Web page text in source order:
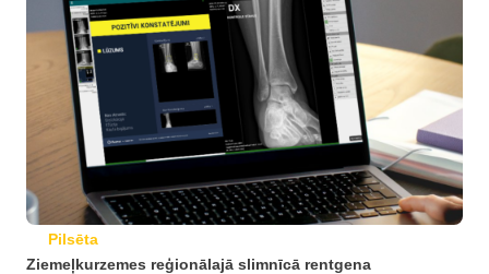
Pilsēta
Ziemeļkurzemes reģionālajā slimnīcā rentgena